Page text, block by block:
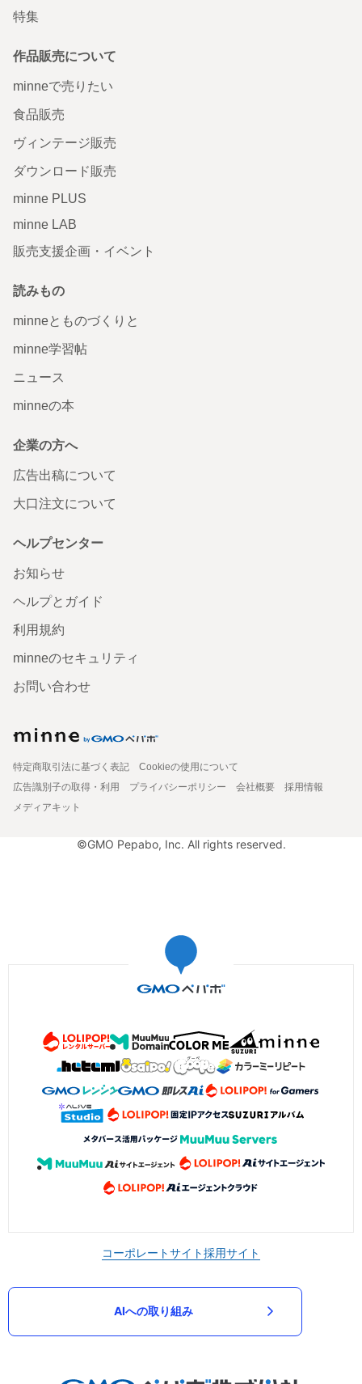
特集
作品販売について
minneで売りたい
食品販売
ヴィンテージ販売
ダウンロード販売
minne PLUS
minne LAB
販売支援企画・イベント
読みもの
minneとものづくりと
minne学習帖
ニュース
minneの本
企業の方へ
広告出稿について
大口注文について
ヘルプセンター
お知らせ
ヘルプとガイド
利用規約
minneのセキュリティ
お問い合わせ
特定商取引法に基づく表記
Cookieの使用について
広告識別子の取得・利用
プライバシーポリシー 会社概要
採用情報
メディアキット
©GMO Pepabo, Inc. All rights reserved.
コーポレートサイト採用サイト
AIへの取り組み